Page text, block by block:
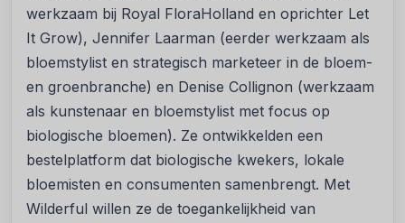
werkzaam bij Royal FloraHolland en oprichter Let
It Grow), Jennifer Laarman (eerder werkzaam als
bloemstylist en strategisch marketeer in de bloem-
en groenbranche) en Denise Collignon (werkzaam
als kunstenaar en bloemstylist met focus op
biologische bloemen). Ze ontwikkelden een
bestelplatform dat biologische kwekers, lokale
bloemisten en consumenten samenbrengt. Met
Wilderful willen ze de toegankelijkheid van